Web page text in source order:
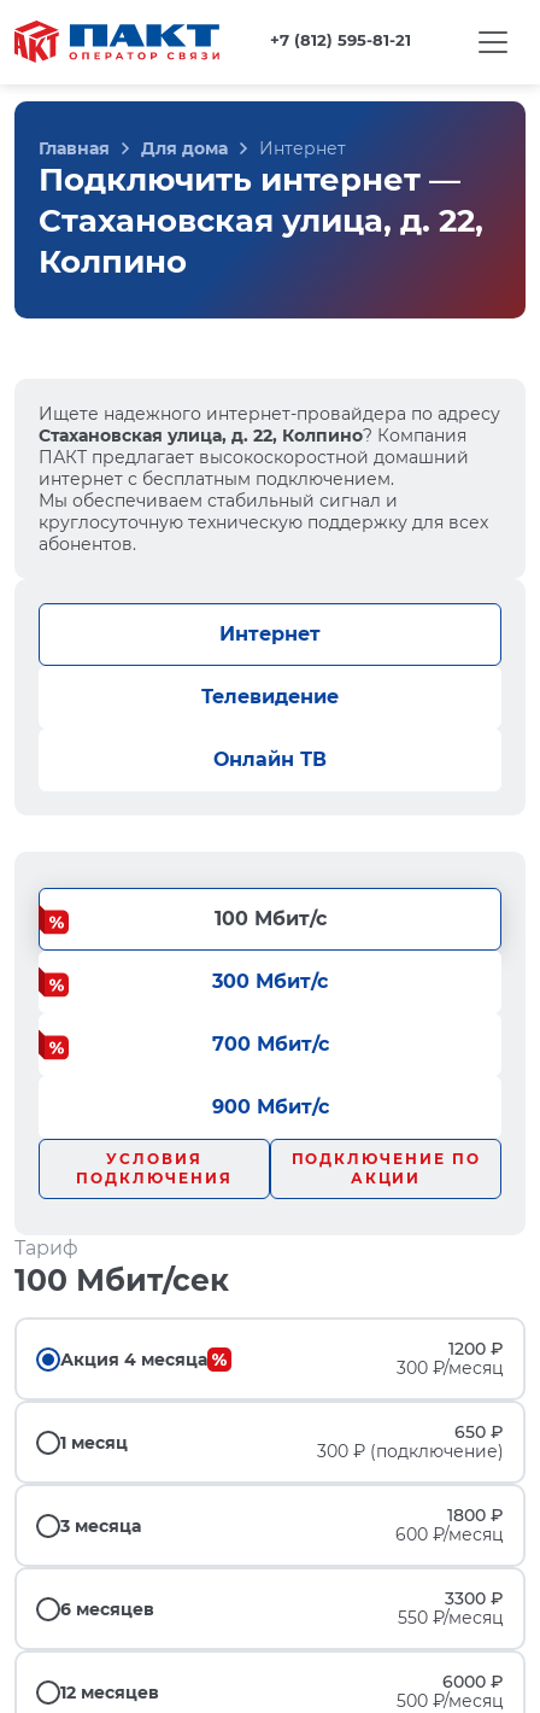
+7 (812) 595-81-21
Главная Для дома Интернет
Подключить интернет —
Стахановская улица, д. 22,
Колпино
Ищете надежного интернет-провайдера по адресу
Стахановская улица, д. 22, Колпино? Компания
ПАКТ предлагает высокоскоростной домашний
интернет с бесплатным подключением.
Мы обеспечиваем стабильный сигнал и
круглосуточную техническую поддержку для всех
абонентов.
Интернет
Телевидение
Онлайн ТВ
100 Мбит/с
300 Мбит/с
700 Мбит/с
900 Мбит/с
УСЛОВИЯ
ПОДКЛЮЧЕНИЯ
ПОДКЛЮЧЕНИЕ ПО
АКЦИИ
Тариф
100 Мбит/сек
Акция 4 месяца
1200 ₽
300 ₽/месяц
1 месяц
650 ₽
300 ₽ (подключение)
3 месяца
1800 ₽
600 ₽/месяц
6 месяцев
3300 ₽
550 ₽/месяц
12 месяцев
6000 ₽
500 ₽/месяц